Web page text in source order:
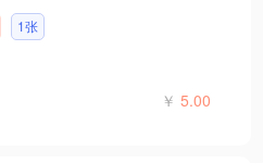
1张
￥ 5.00